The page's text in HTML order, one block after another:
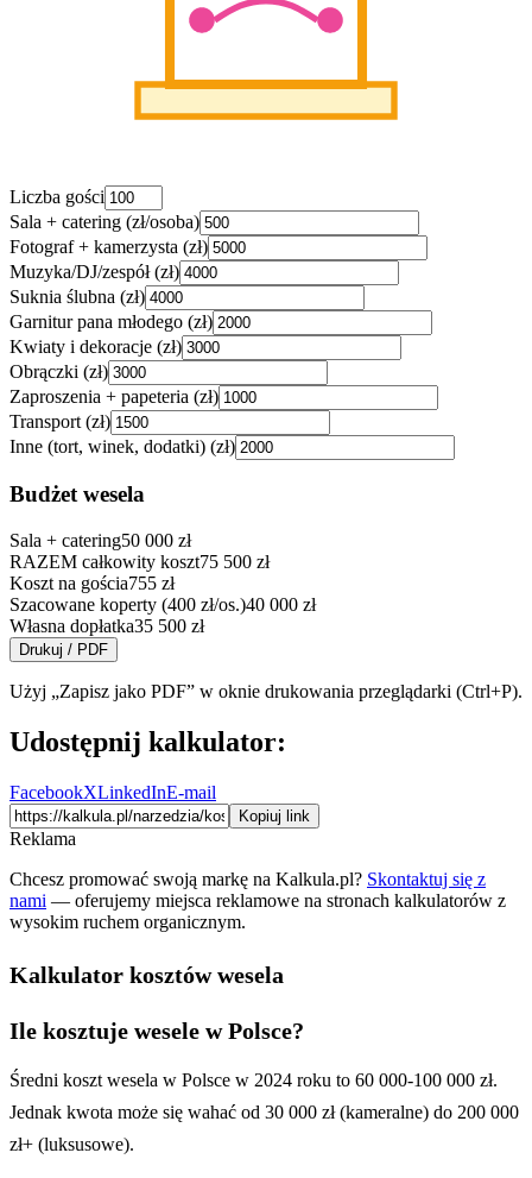
Liczba gości
Sala + catering (zł/osoba)
Fotograf + kamerzysta (zł)
Muzyka/DJ/zespół (zł)
Suknia ślubna (zł)
Garnitur pana młodego (zł)
Kwiaty i dekoracje (zł)
Obrączki (zł)
Zaproszenia + papeteria (zł)
Transport (zł)
Inne (tort, winek, dodatki) (zł)
Budżet wesela
Sala + catering50 000 zł
RAZEM całkowity koszt75 500 zł
Koszt na gościa755 zł
Szacowane koperty (400 zł/os.)40 000 zł
Własna dopłatka35 500 zł
Drukuj / PDF
Użyj „Zapisz jako PDF” w oknie drukowania przeglądarki (Ctrl+P).
Udostępnij kalkulator:
FacebookXLinkedInE-mail
Kopiuj link
Reklama
Chcesz promować swoją markę na Kalkula.pl? Skontaktuj się z
nami — oferujemy miejsca reklamowe na stronach kalkulatorów z
wysokim ruchem organicznym.
Kalkulator kosztów wesela
Ile kosztuje wesele w Polsce?
Średni koszt wesela w Polsce w 2024 roku to 60 000-100 000 zł.
Jednak kwota może się wahać od 30 000 zł (kameralne) do 200 000
zł+ (luksusowe).